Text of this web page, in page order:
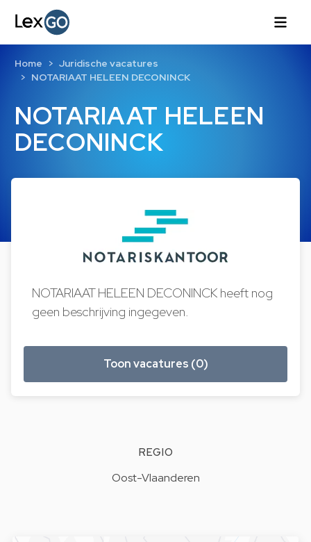
NOTARIAAT HELEEN
DECONINCK
Home
Juridische vacatures
NOTARIAAT HELEEN DECONINCK
NOTARIAAT HELEEN DECONINCK heeft nog
geen beschrijving ingegeven.
Toon vacatures (0)
REGIO
Oost-Vlaanderen